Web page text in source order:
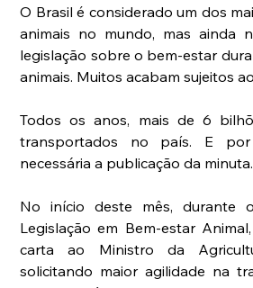
O Brasil é considerado um dos
animais no mundo, mas ainda
legislação sobre o bem-estar
animais. Muitos acabam sujeitos
Todos os anos, mais de 6
transportados no país. E
necessária a publicação da minuta.
No início deste mês, durante
Legislação em Bem-estar
carta ao Ministro da
solicitando maior agilidade na